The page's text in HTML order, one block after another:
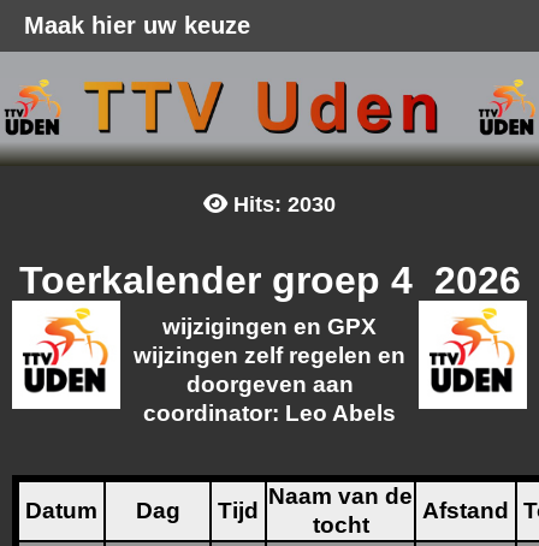
Hits: 2030
Toerkalender groep 4 2026
wijzigingen en GPX
wijzingen zelf regelen en
doorgeven aan
coordinator: Leo Abels
Datum Dag Tijd
Naam van de
tocht
Afstand
Maak hier uw keuze